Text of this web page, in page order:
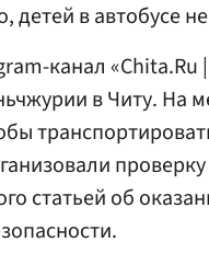
детей в автобусе
канал «Chita.Ru
в Читу. На
статьей об